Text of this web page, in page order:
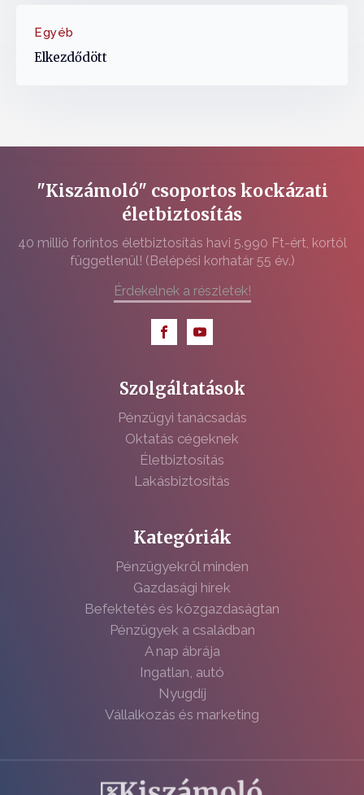
Egyéb
Elkezdődött
"Kiszámoló" csoportos kockázati
életbiztosítás
40 millió forintos életbiztosítás havi 5.990 Ft-ért, kortól
függetlenül! (Belépési korhatár 55 év.)
Érdekelnek a részletek!
Szolgáltatások
Pénzügyi tanácsadás
Oktatás cégeknek
Életbiztosítás
Lakásbiztosítás
Kategóriák
Pénzügyekről minden
Gazdasági hírek
Befektetés és közgazdaságtan
Pénzügyek a családban
A nap ábrája
Ingatlan, autó
Nyugdíj
Vállalkozás és marketing